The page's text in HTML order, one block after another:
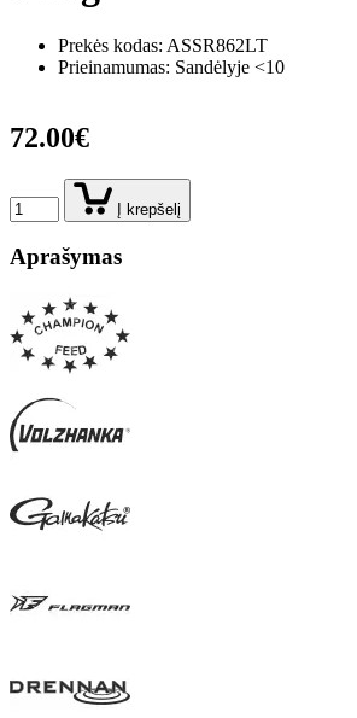
Prekės kodas: ASSR862LT
Prieinamumas: Sandėlyje <10
72.00€
Į krepšelį
Aprašymas